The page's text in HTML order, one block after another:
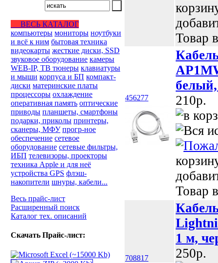
ВЕСЬ КАТАЛОГ
компьютеры мониторы ноутбуки
и всё к ним бытовая техника
видеокарты жесткие диски, SSD
звуковое оборудование камеры
WEB-IP, ТВ тюнеры клавиатуры
и мыши корпуса и БП компакт-
диски материнские платы
процессоры охлаждение
оперативная память оптические
приводы планшеты, смартфоны
подарки, приколы принтеры,
сканеры, МФУ прогр-ное
обеспечение сетевое
оборудование сетевые фильтры,
ИБП телевизоры, проекторы
техника Apple и для неё
устройства GPS флэш-
накопители шнуры, кабели...
Весь прайс-лист
Расширенный поиск
Каталог тех. описаний
Скачать Прайс-лист:
Товар
456277
210p.
Товар
708817
1 м,
250p.